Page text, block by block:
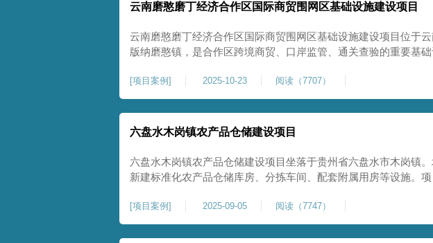
云南磨憨磨丁经济合作区国际商贸围网区基础设施建设项目
云南磨憨磨丁经济合作区国际商贸围网区基础设施建设项目位于
版纳磨憨镇，是合作区跨境商贸、口岸监管、通关查验的重要基础
夯加固施工工艺，通过全场地强夯提升地基承载力、消除不均匀沉
围网区后续建（构）筑物及重型作业场地使
[项目案例 ] 2025-10-23 阅读（7707）
六盘水木岗镇农产品仓储建设项目
六盘水木岗镇农产品仓储建设项目坐落于贵州省六盘水市木岗镇。
新建标准化农产品仓储库房、分拣车间、配套附属用房等设施。
体承载力偏弱、均匀性不足。农产品仓储建筑需长期承受货物堆放
地基沉降稳定性、整体密实度要求较高，
[项目案例 ] 2025-09-05 阅读（7747）